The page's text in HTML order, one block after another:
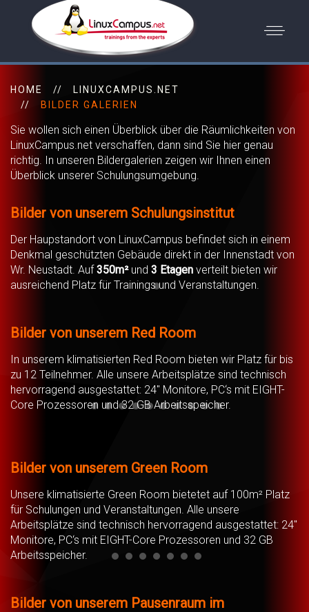
HOME
LINUXCAMPUS.NET
BILDER GALERIEN
Sie wollen sich einen Überblick über die Räumlichkeiten von
LinuxCampus.net verschaffen, dann sind Sie hier genau
richtig. In unseren Bildergalerien zeigen wir Ihnen einen
Überblick unserer Schulungsumgebung.
Bilder von unserem Schulungsinstitut
Der Haupstandort von LinuxCampus befindet sich in einem
Denkmal geschützten Gebäude direkt in der Innenstadt von
Wr. Neustadt. Auf350m²und 3 Etagen verteilt bieten wir
ausreichend Platz für Trainings und Veranstaltungen.
20190730 132200
Bilder von unserem Red Room
In unserem klimatisierten Red Room bieten wir Platz für bis
zu 12 Teilnehmer. Alle unsere Arbeitsplätze sind technisch
hervorragend ausgestattet: 24" Monitore, PC‘s mit EIGHT-
Core Prozessoren und 32 GB Arbeitsspeicher.
20190817 114138
20190817 114201
20190817 114228
20190817 114249
20190817 114340
20190817 114437
20190817 114501
20190817 114524
20190817 114650
20190817
Bilder von unserem Green Room
Unsere klimatisierte Green Room bietetet auf 100m² Platz
für Schulungen und Veranstaltungen. Alle unsere
Arbeitsplätze sind technisch hervorragend ausgestattet: 24"
Monitore, PC‘s mit EIGHT-Core Prozessoren und 32 GB
Arbeitsspeicher.
20190817 110225
20190817 110430
20190817 110526
20190817 110607
20190817 110653
20190817 110702
20190817 110720
Bilder von unserem Pausenraum im